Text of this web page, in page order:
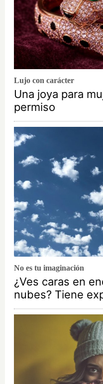
Lujo con carácter
Una joya para
permiso
No es tu imaginación
¿Ves caras en
nubes? Tiene